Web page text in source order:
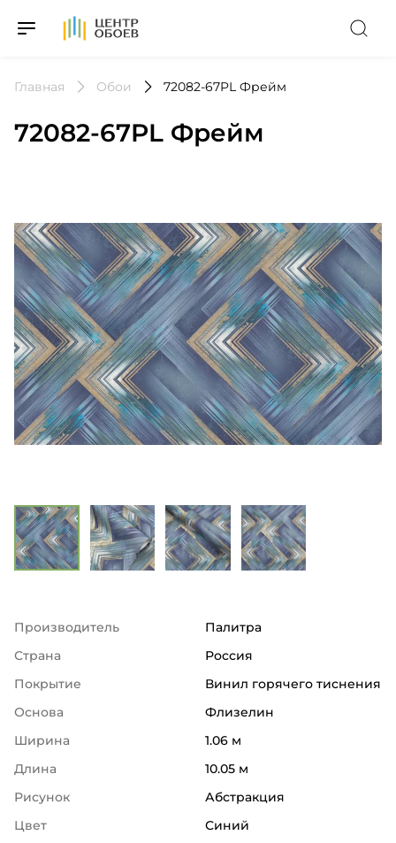
На Главную
Главная Обои 72082-67PL Фрейм
72082-67PL Фрейм
Производитель
Палитра
Страна
Россия
Покрытие
Винил горячего тиснения
Основа
Флизелин
Ширина
1.06 м
Длина
10.05 м
Рисунок
Абстракция
Цвет
Синий